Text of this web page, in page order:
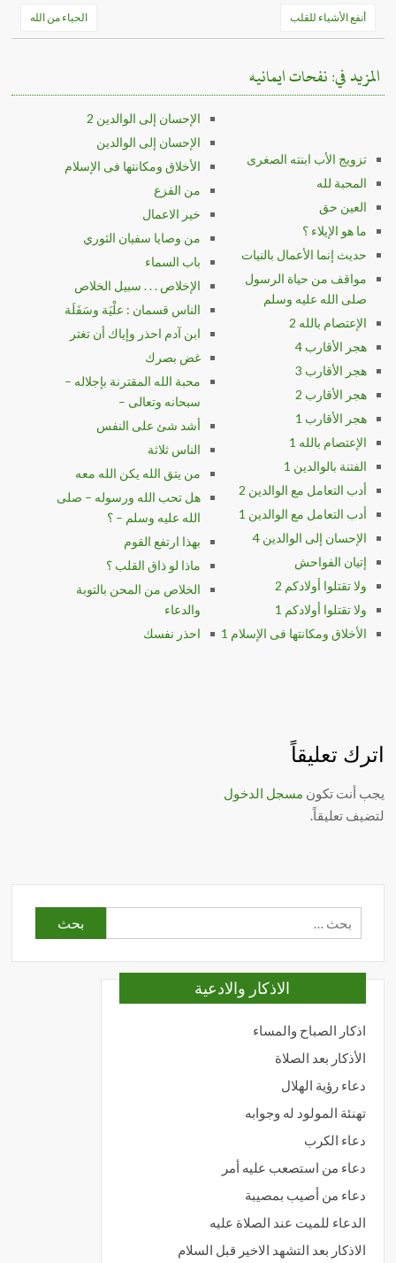
تصفّح
المقالات
أنفع الأشياء للقلب الحياء من الله
المزيد في: نفحات ايمانيه
تزويج الأب ابنته الصغرى
المحبة لله
العين حق
ما هو الإيلاء ؟
حديث إنما الأعمال بالنيات
مواقف من حياة الرسول
صلى الله عليه وسلم
الإعتصام بالله 2
هجر الأقارب 4
هجر الأقارب 3
هجر الأقارب 2
هجر الأقارب 1
الإعتصام بالله 1
الفتنة بالوالدين 1
أدب التعامل مع الوالدين 2
أدب التعامل مع الوالدين 1
الإحسان إلى الوالدين 4
إتيان الفواحش
ولا تقتلوا أولادكم 2
ولا تقتلوا أولادكم 1
الأخلاق ومكانتها فى الإسلام 1
الإحسان إلى الوالدين 2
الإحسان إلى الوالدين
الأخلاق ومكانتها فى الإسلام
من الفزع
خير الاعمال
من وصايا سفيان الثوري
باب السماء
الإخلاص . . . سبيل الخلاص
الناس قسمان : علْيَة وسَفَلَة
ابن آدم احذر وإياك أن تغتر
غض بصرك
محبة الله المقترنة بإجلاله –
سبحانه وتعالى –
أشد شئ على النفس
الناس ثلاثة
من يتق الله يكن الله معه
هل تحب الله ورسوله – صلى
الله عليه وسلم – ؟
بهذا ارتفع القوم
ماذا لو ذاق القلب ؟
الخلاص من المحن بالتوبة
والدعاء
احذر نفسك
اترك تعليقاً
يجب أنت تكون مسجل الدخول
لتضيف تعليقاً.
عن:
الاذكار والادعية
اذكار الصباح والمساء
الأذكار بعد الصلاة
دعاء رؤية الهلال
تهنئة المولود له وجوابه
دعاء الكرب
دعاء من استصعب عليه أمر
دعاء من أصيب بمصيبة
الدعاء للميت عند الصلاة عليه
الاذكار بعد التشهد الاخير قبل السلام